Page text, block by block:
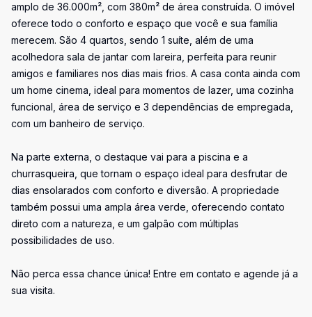
amplo de 36.000m², com 380m² de área construída. O imóvel
oferece todo o conforto e espaço que você e sua família
merecem. São 4 quartos, sendo 1 suíte, além de uma
acolhedora sala de jantar com lareira, perfeita para reunir
amigos e familiares nos dias mais frios. A casa conta ainda com
um home cinema, ideal para momentos de lazer, uma cozinha
funcional, área de serviço e 3 dependências de empregada,
com um banheiro de serviço.
Na parte externa, o destaque vai para a piscina e a
churrasqueira, que tornam o espaço ideal para desfrutar de
dias ensolarados com conforto e diversão. A propriedade
também possui uma ampla área verde, oferecendo contato
direto com a natureza, e um galpão com múltiplas
possibilidades de uso.
Não perca essa chance única! Entre em contato e agende já a
sua visita.